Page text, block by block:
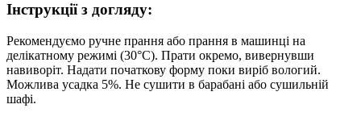
Інструкції з догляду:
Рекомендуємо ручне прання або прання в машинці на
делікатному режимі (30°C). Прати окремо, вивернувши
навиворіт. Надати початкову форму поки виріб вологий.
Можлива усадка 5%. Не сушити в барабані або сушильній
шафі.